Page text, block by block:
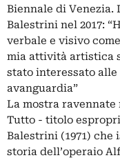
Biennale di Venezia.
Balestrini nel 2017:
verbale e visivo
mia attività artistica
stato interessato
avanguardia”
La mostra
Tutto - titolo
Balestrini (1971)
storia dell’operaio